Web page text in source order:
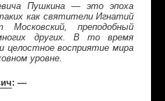
Пушкина — это эпоха
как святители Игнатий
преподобный
других. В то время
целостное восприятие мира
уровне.
: —